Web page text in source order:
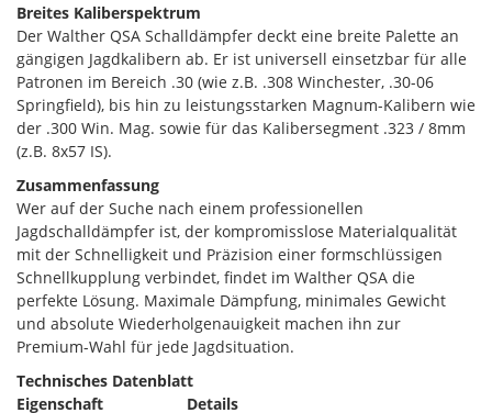
Breites Kaliberspektrum
Der Walther QSA Schalldämpfer deckt eine breite Palette an
gängigen Jagdkalibern ab. Er ist universell einsetzbar für alle
Patronen im Bereich .30 (wie z.B. .308 Winchester, .30-06
Springfield), bis hin zu leistungsstarken Magnum-Kalibern wie
der .300 Win. Mag. sowie für das Kalibersegment .323 / 8mm
(z.B. 8x57 IS).
Zusammenfassung
Wer auf der Suche nach einem professionellen
Jagdschalldämpfer ist, der kompromisslose Materialqualität
mit der Schnelligkeit und Präzision einer formschlüssigen
Schnellkupplung verbindet, findet im Walther QSA die
perfekte Lösung. Maximale Dämpfung, minimales Gewicht
und absolute Wiederholgenauigkeit machen ihn zur
Premium-Wahl für jede Jagdsituation.
Technisches Datenblatt
Eigenschaft
Details